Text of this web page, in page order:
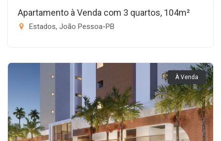
Apartamento à Venda com 3 quartos, 104m²
Estados, João Pessoa-PB
À Venda